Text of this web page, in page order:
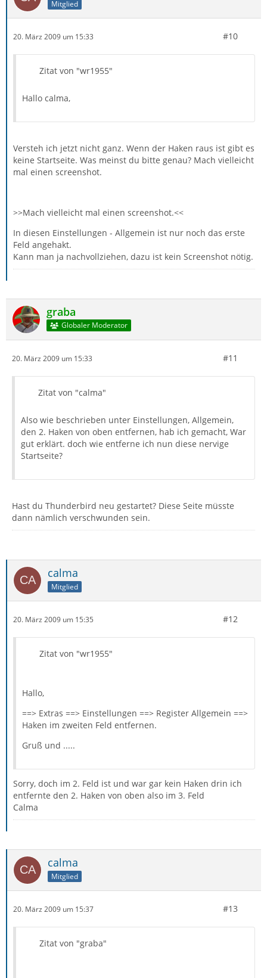
Mitglied
20. März 2009 um 15:33 #10
Zitat von "wr1955"
Hallo calma,
Versteh ich jetzt nicht ganz. Wenn der Haken raus ist gibt es
keine Startseite. Was meinst du bitte genau? Mach vielleicht
mal einen screenshot.
>>Mach vielleicht mal einen screenshot.<<
In diesen Einstellungen - Allgemein ist nur noch das erste
Feld angehakt.
Kann man ja nachvollziehen, dazu ist kein Screenshot nötig.
graba
Globaler Moderator
20. März 2009 um 15:33 #11
Zitat von "calma"
Also wie beschrieben unter Einstellungen, Allgemein,
den 2. Haken von oben entfernen, hab ich gemacht, War
gut erklärt. doch wie entferne ich nun diese nervige
Startseite?
Hast du Thunderbird neu gestartet? Diese Seite müsste
dann nämlich verschwunden sein.
calma
Mitglied
20. März 2009 um 15:35 #12
Zitat von "wr1955"
Hallo,
==> Extras ==> Einstellungen ==> Register Allgemein ==>
Haken im zweiten Feld entfernen.
Gruß und .....
Sorry, doch im 2. Feld ist und war gar kein Haken drin ich
entfernte den 2. Haken von oben also im 3. Feld
Calma
calma
Mitglied
20. März 2009 um 15:37 #13
Zitat von "graba"